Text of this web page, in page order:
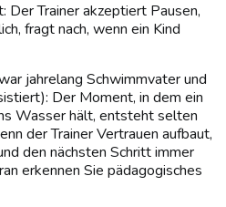
Der Trainer akzeptiert Pausen,
fragt nach, wenn ein Kind
jahrelang Schwimmvater und
Der Moment, in dem ein
Wasser hält, entsteht selten
der Trainer Vertrauen aufbaut,
den nächsten Schritt immer
erkennen Sie pädagogisches